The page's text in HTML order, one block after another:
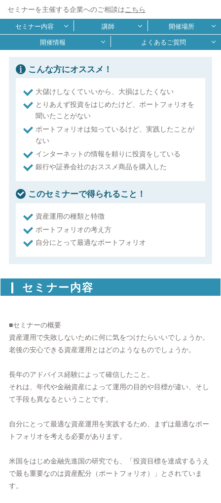
セミナーを主催する企業へのご相談はこちら
セミナー内容 講師
開催場所
開催情報
よくあるご質問
こんな方にオススメ！
大儲けしなくていいから、大損はしたくない
とりあえず投資をはじめたけど、ポートフォリオを
聞いたことがない
ポートフォリオは知っているけど、実践したことが
ない
インターネットの情報を頼りに投資をしている
銀行や証券会社のおススメ商品を購入した
このセミナーで得られること！
資産運用の種類と特徴
ポートフォリオの考え方
自分にとって最適なポートフォリオ
セミナー内容
■セミナーの概要
資産運用で失敗しないために何に気をつけたらいいでしょうか。
老後の安心できる資産運用とはどのようなものでしょうか。
長年のアドバイス経験によって確信したこと。
それは、年代や金融資産によって運用の目的や目標が違い、そし
て手段も異なるということです。
自分にとって最適な資産運用を実践するため、まずは最適なポー
トフォリオを考える必要があります。
米国をはじめ金融先進国の研究でも、「投資目標を達成するうえ
で最も重要なのは資産配分（ポートフォリオ）」とされていま
す。